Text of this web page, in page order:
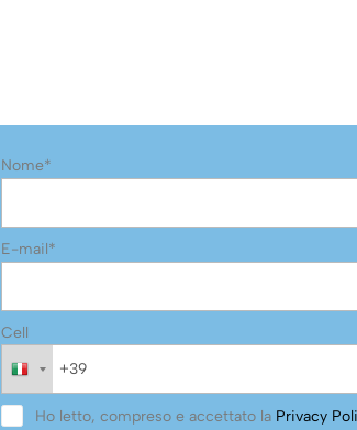
Nome*
E-mail*
Cell
Ho letto, compreso e accettato la Privacy